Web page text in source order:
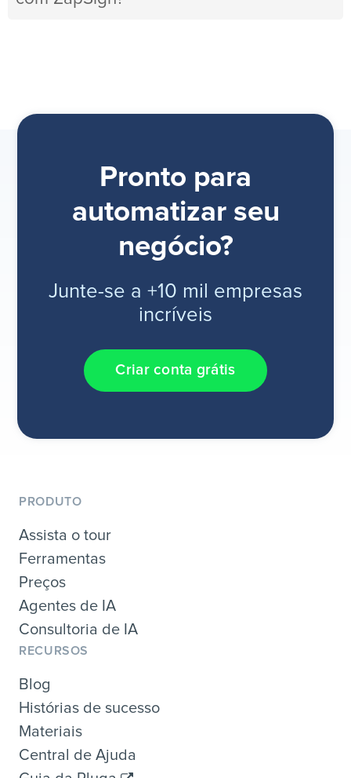
Pronto para
automatizar seu
negócio?
Junte-se a +10 mil empresas
incríveis
Criar conta grátis
PRODUTO
Assista o tour
Ferramentas
Preços
Agentes de IA
Consultoria de IA
RECURSOS
Blog
Histórias de sucesso
Materiais
Central de Ajuda